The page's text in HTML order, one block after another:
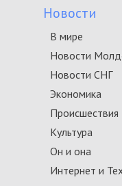
Новости
В мире
Новости
Новости СНГ
Экономика
Происшествия
Культура
Он и она
Интернет и